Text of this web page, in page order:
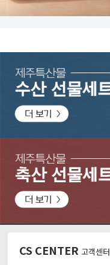
CS CENTER고객센터